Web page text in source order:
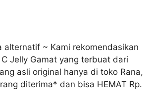
alternatif ~ Kami rekomendasikan
Jelly Gamat yang terbuat dari
asli original hanya di toko Rana,
diterima* dan bisa HEMAT Rp.